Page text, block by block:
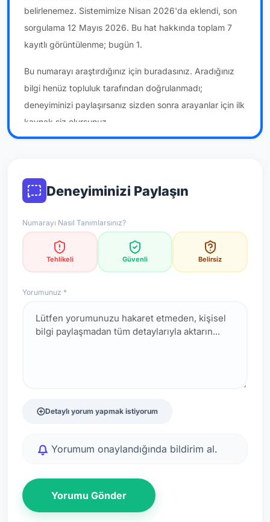
belirlenemez. Sistemimize Nisan 2026'da eklendi, son
sorgulama 12 Mayıs 2026. Bu hat hakkında toplam 7
kayıtlı görüntülenme; bugün 1.
Bu numarayı araştırdığınız için buradasınız. Aradığınız
bilgi henüz topluluk tarafından doğrulanmadı;
deneyiminizi paylaşırsanız sizden sonra arayanlar için ilk
kaynak siz olursunuz.
Deneyiminizi Paylaşın
Numarayı Nasıl Tanımlarsınız?
Tehlikeli Güvenli Belirsiz
Yorumunuz *
Detaylı yorum yapmak istiyorum
Yorumum onaylandığında bildirim al.
Yorumu Gönder